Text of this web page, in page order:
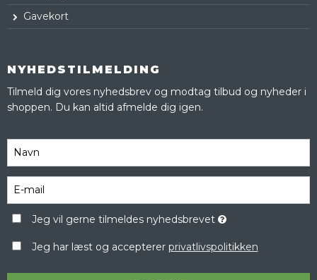
Gavekort
NYHEDSTILMELDING
Tilmeld dig vores nyhedsbrev og modtag tilbud og nyheder i
shoppen. Du kan altid afmelde dig igen.
Jeg vil gerne tilmeldes nyhedsbrevet
Jeg har læst og accepterer privatlivspolitikken